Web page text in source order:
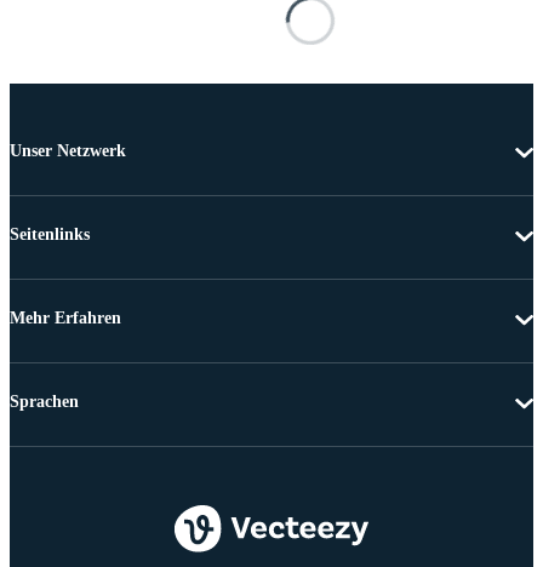
Unser Netzwerk
Seitenlinks
Mehr Erfahren
Sprachen